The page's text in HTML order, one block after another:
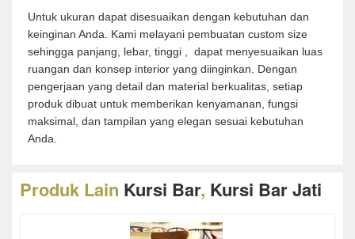
Untuk ukuran dapat disesuaikan dengan kebutuhan dan
keinginan Anda. Kami melayani pembuatan custom size
sehingga panjang, lebar, tinggi , dapat menyesuaikan luas
ruangan dan konsep interior yang diinginkan. Dengan
pengerjaan yang detail dan material berkualitas, setiap
produk dibuat untuk memberikan kenyamanan, fungsi
maksimal, dan tampilan yang elegan sesuai kebutuhan
Anda.
Produk Lain Kursi Bar, Kursi Bar Jati